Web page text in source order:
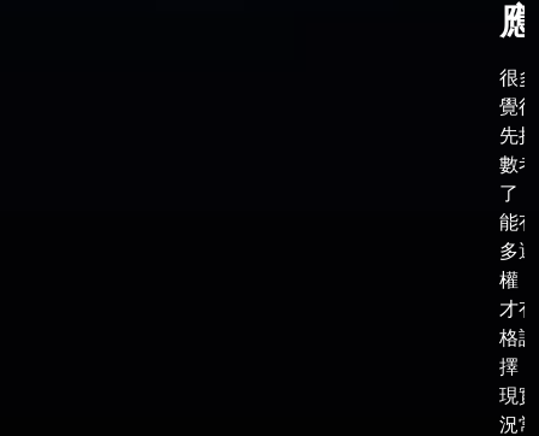
應
很
覺
先
數
了
能
多
權
才
格
擇
現
況常